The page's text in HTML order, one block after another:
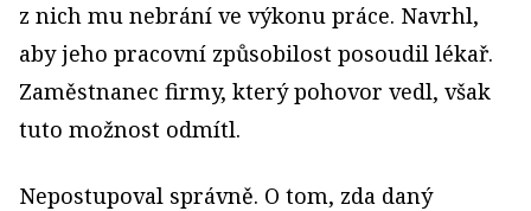
z nich mu nebrání ve výkonu práce. Navrhl,
aby jeho pracovní způsobilost posoudil lékař.
Zaměstnanec firmy, který pohovor vedl, však
tuto možnost odmítl.
Nepostupoval správně. O tom, zda daný